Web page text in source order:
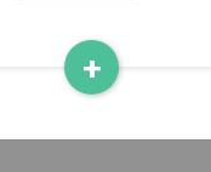
+
Read